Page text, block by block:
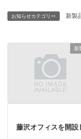
お知らせカテゴリー 新製
新
藤沢オフィスを開設